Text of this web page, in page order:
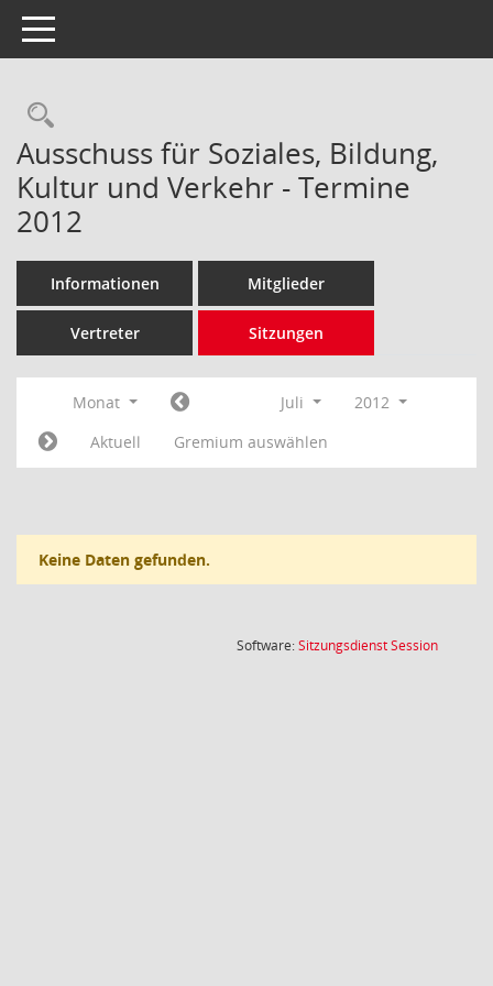
Toggle navigation
Rechercheauswahl
Ausschuss für Soziales, Bildung,
Kultur und Verkehr - Termine
2012
Informationen Mitglieder
Vertreter Sitzungen
Monat Juli
2012
Aktuell
Gremium auswählen
Keine Daten gefunden.
Software:SitzungsdienstSession(Wird in